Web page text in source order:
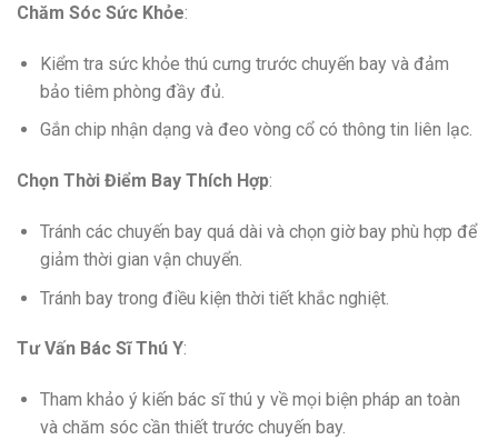
Chăm Sóc Sức Khỏe:
Kiểm tra sức khỏe thú cưng trước chuyến bay và đảm
bảo tiêm phòng đầy đủ.
Gắn chip nhận dạng và đeo vòng cổ có thông tin liên lạc.
Chọn Thời Điểm Bay Thích Hợp:
Tránh các chuyến bay quá dài và chọn giờ bay phù hợp để
giảm thời gian vận chuyển.
Tránh bay trong điều kiện thời tiết khắc nghiệt.
Tư Vấn Bác Sĩ Thú Y:
Tham khảo ý kiến bác sĩ thú y về mọi biện pháp an toàn
và chăm sóc cần thiết trước chuyến bay.